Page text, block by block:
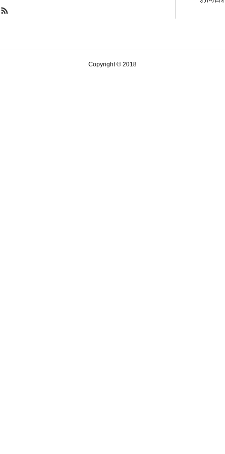
Copyright © 2018